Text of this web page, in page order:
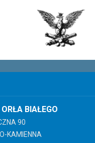
BIAŁEGO
90
KAMIENNA